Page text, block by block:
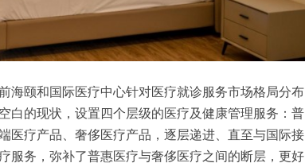
海颐和国际医疗中心针对医疗就诊服务市场格局分布
白的现状，设置四个层级的医疗及健康管理服务：普
医疗产品、奢侈医疗产品，逐层递进、直至与国际接
服务，弥补了普惠医疗与奢侈医疗之间的断层，更好